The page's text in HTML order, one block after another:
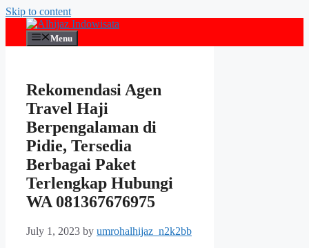
Skip to content
Menu
Rekomendasi Agen
Travel Haji
Berpengalaman di
Pidie, Tersedia
Berbagai Paket
Terlengkap Hubungi
WA 081367676975
July 1, 2023 by umrohalhijaz_n2k2bb